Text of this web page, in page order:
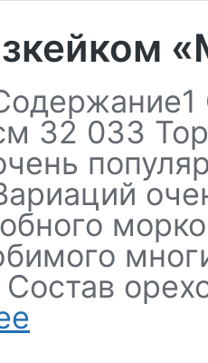
32 033
Состав